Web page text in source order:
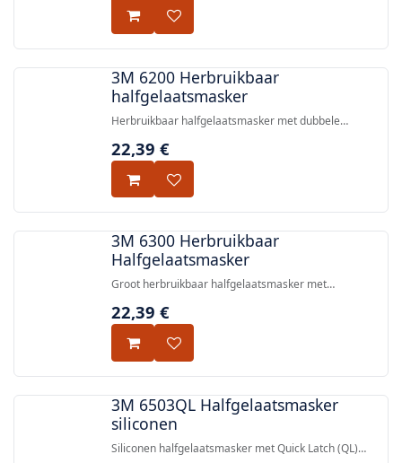
EN 140:1998.
3M 6200 Herbruikbaar
halfgelaatsmasker
Herbruikbaar halfgelaatsmasker met dubbele
hoofdbescherming voor bescherming tegen deeltjes,
22,39 €
3M 6300 Herbruikbaar
Halfgelaatsmasker
Groot herbruikbaar halfgelaatsmasker met
tegen gassen, dampen en deeltjes.
22,39 €
3M 6503QL Halfgelaatsmasker
siliconen
Siliconen halfgelaatsmasker met Quick Latch (QL)